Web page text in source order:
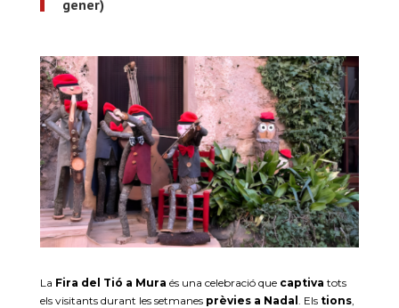
gener)
La Fira del Tió a Mura és una celebració que captiva tots
els visitants durant les setmanes prèvies a Nadal . Els tions,